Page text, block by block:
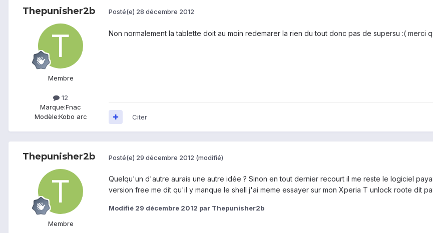
Thepunisher2b
Membre
12
Marque:Fnac
Modèle:Kobo arc
Posté(e) 28 décembre 2012
Non normalement la tablette doit au moin redemarer la rien du tout donc pas de supersu :( merci
Citer
Thepunisher2b
Membre
Posté(e) 29 décembre 2012 (modifié)
Quelqu'un d'autre aurais une autre idée ? Sinon en tout dernier recourt il me reste le logiciel
version free me dit qu'il y manque le shell j'ai meme essayer sur mon Xperia T unlock roote dit
Modifié 29 décembre 2012 par Thepunisher2b